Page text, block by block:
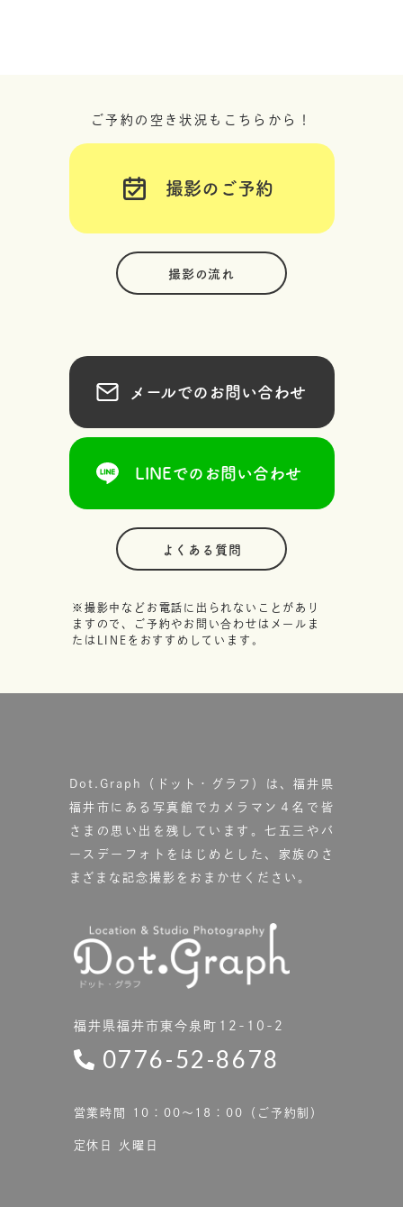
ご予約の空き状況もこちらから！
撮影のご予約
撮影の流れ
メールでのお問い合わせ
LINEでのお問い合わせ
よくある質問
※撮影中などお電話に出られないことがあり
ますので、ご予約やお問い合わせはメールま
たはLINEをおすすめしています。
Dot.Graph（ドット・グラフ）は、福井県
福井市にある写真館で カメラマン４名で皆
さまの思い出を残しています。七五三やバ
ースデーフォトをはじめとした、家族のさ
まざまな記念撮影をおまかせください。
福井県福井市東今泉町12-10-2
0776-52-8678
営業時間 10：00〜18：00（ご予約制）
定休日 火曜日